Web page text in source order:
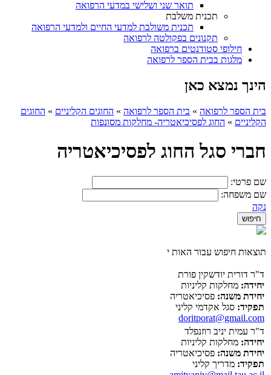
תואר שני ושלישי במדעי הרפואה
תכנית משלבת
תכנית משולבת למדעי החיים ולמדעי הרפואה
תקנונים בפקולטה לרפואה
חילופי סטודנטים ברפואה
מלגות בבית הספר לרפואה
הינך נמצא כאן
בית הספר לרפואה » בית הספר לרפואה » החוגים הקליניים » החוגים
הקליניים » החוג לפסיכיאטריה- מחלקות מסונפות
חברי סגל החוג לפסיכיאטריה
שם פרטי:
שם משפחה:
נקה
תוצאות חיפוש עבור האות י
ד"ר דורית יודשקין פורת
יחידה: מחלקות קליניות
יחידת משנה: פסיכיאטריה
תפקיד: סגל אקדמי קליני
doritporat@gmail.com
ד"ר עמית יניב רוזנפלד
יחידה: מחלקות קליניות
יחידת משנה: פסיכיאטריה
תפקיד: מדריך קליני